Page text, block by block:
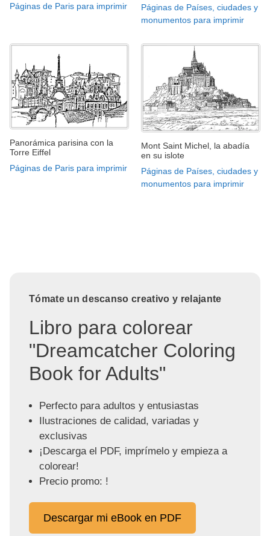
Páginas de Paris para imprimir
Páginas de Países, ciudades y
monumentos para imprimir
Panorámica parisina con la
Torre Eiffel
Páginas de Paris para imprimir
Mont Saint Michel, la abadía
en su islote
Páginas de Países, ciudades y
monumentos para imprimir
Tómate un descanso creativo y relajante
Libro para colorear
"Dreamcatcher Coloring
Book for Adults"
Perfecto para adultos y entusiastas
Ilustraciones de calidad, variadas y
exclusivas
¡Descarga el PDF, imprímelo y empieza a
colorear!
Precio promo: !
Descargar mi eBook en PDF